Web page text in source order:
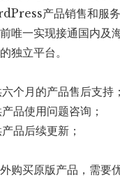
产品销售和服
唯一实现接通国内及
独立平台。
个月的产品售后支持；
品使用问题咨询；
品后续更新；
购买原版产品，需要